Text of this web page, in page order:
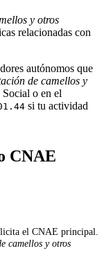
y otros
relacionadas con
autónomos que
de camellos y
o en el
si tu actividad
CNAE
el CNAE principal.
camellos y otros